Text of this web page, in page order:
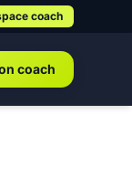
coach
coach